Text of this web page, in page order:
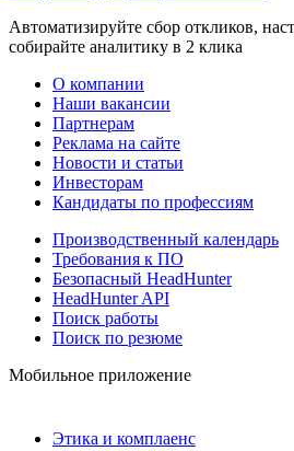
Автоматизируйте сбор откликов,
собирайте аналитику в 2 клика
О компании
Наши вакансии
Партнерам
Реклама на сайте
Новости и статьи
Инвесторам
Кандидаты по профессиям
Производственный календарь
Требования к ПО
Безопасный HeadHunter
HeadHunter API
Поиск работы
Поиск по резюме
Мобильное приложение
Этика и комплаенс